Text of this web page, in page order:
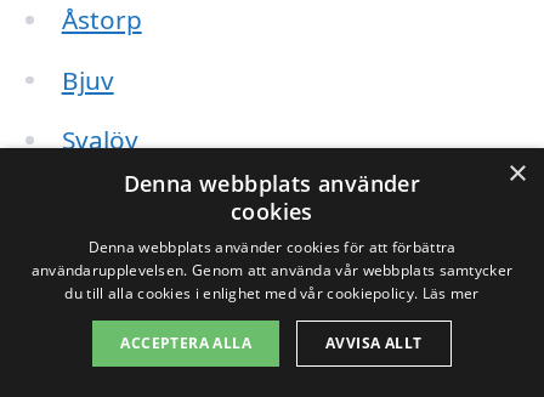
Åstorp
Bjuv
Svalöv
Perstorp
Klippan
Tågarp
×
Denna webbplats använder
cookies
Denna webbplats använder cookies för att förbättra
användarupplevelsen. Genom att använda vår webbplats samtycker
du till alla cookies i enlighet med vår cookiepolicy. Läs mer
ACCEPTERA ALLA AVVISA ALLT